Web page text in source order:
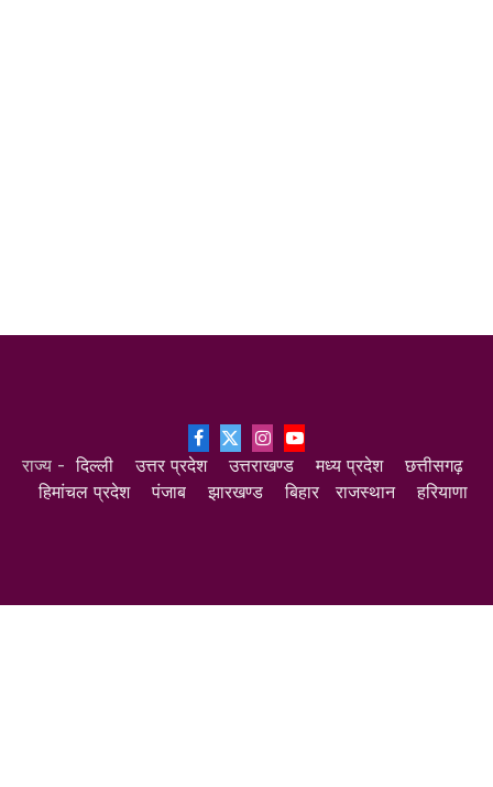
Facebook
X
(Twitter)
InstagramYouTube
राज्य -दिल्ली उत्तर प्रदेश उत्तराखण्ड मध्य प्रदेश
छत्तीसगढ़
हिमांचल प्रदेश
पंजाब झारखण्ड बिहार राजस्थान हरियाणा